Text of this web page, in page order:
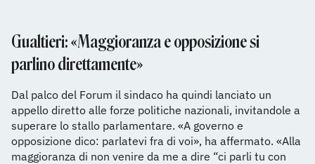
Gualtieri: «Maggioranza e opposizione si
parlino direttamente»
Dal palco del Forum il sindaco ha quindi lanciato un
appello diretto alle forze politiche nazionali, invitandole a
superare lo stallo parlamentare. «A governo e
opposizione dico: parlatevi fra di voi», ha affermato. «Alla
maggioranza di non venire da me a dire “ci parli tu con